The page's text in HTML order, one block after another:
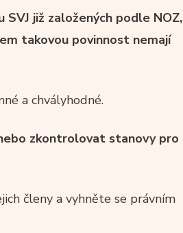
již založených podle NOZ,
takovou povinnost nemají
a chvályhodné.
zkontrolovat stanovy pro
členy a vyhněte se právním